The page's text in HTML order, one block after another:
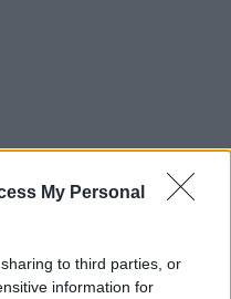
My Personal
to third parties, or
information for